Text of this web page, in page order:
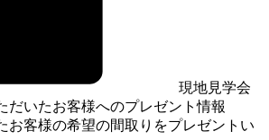
現地見学会
だいたお客様へのプレゼント情報
お客様の希望の間取りをプレゼントい